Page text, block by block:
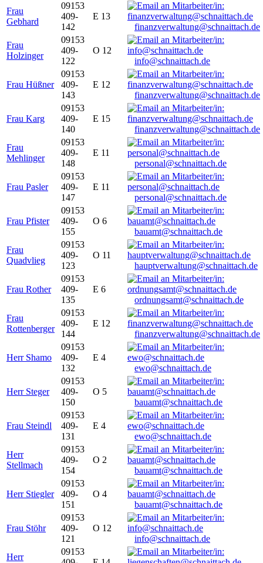
Frau
Gebhard
09153
409-
142
E 13
finanzverwaltung@schnaittach.de
Frau
Holzinger
09153
409-
122
O 12
info@schnaittach.de
Frau Hüßner
09153
409-
143
E 12
finanzverwaltung@schnaittach.de
Frau Karg
09153
409-
140
E 15
finanzverwaltung@schnaittach.de
Frau
Mehlinger
09153
409-
148
E 11
personal@schnaittach.de
Frau Pasler
09153
409-
147
E 11
personal@schnaittach.de
Frau Pfister
09153
409-
155
O 6
bauamt@schnaittach.de
Frau
Quadvlieg
09153
409-
123
O 11
hauptverwaltung@schnaittach.de
Frau Rother
09153
409-
135
E 6
ordnungsamt@schnaittach.de
Frau
Rottenberger
09153
409-
144
E 12
finanzverwaltung@schnaittach.de
Herr Shamo
09153
409-
132
E 4
ewo@schnaittach.de
Herr Steger
09153
409-
150
O 5
bauamt@schnaittach.de
Frau Steindl
09153
409-
131
E 4
ewo@schnaittach.de
Herr
Stellmach
09153
409-
154
O 2
bauamt@schnaittach.de
Herr Stiegler
09153
409-
151
O 4
bauamt@schnaittach.de
Frau Stöhr
09153
409-
121
O 12
info@schnaittach.de
Herr
09153